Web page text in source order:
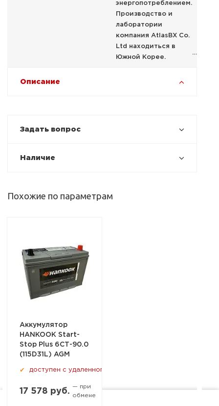
энергопотреблением.
Производство и
лаборатории
компания AtlasBX Co.
Ltd находиться в
Южной Корее.
Описание
Задать вопрос
Наличие
Похожие по параметрам
Аккумулятор
HANKOOK Start-
Stop Plus 6СТ-90.0
(115D31L) AGM
✔ доступен с удаленного склада
17 578 руб.
— при
обмене